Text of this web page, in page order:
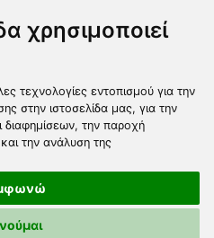
χρησιμοποιεί
τεχνολογίες εντοπισμού για την
στην ιστοσελίδα μας, για την
διαφημίσεων, την παροχή
την ανάλυση της